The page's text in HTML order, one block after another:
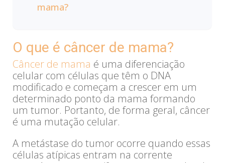
mama?
O que é câncer de mama?
Câncer de mama é uma diferenciação
celular com células que têm o DNA
modificado e começam a crescer em um
determinado ponto da mama formando
um tumor. Portanto, de forma geral, câncer
é uma mutação celular.
A metástase do tumor ocorre quando essas
células atípicas entram na corrente